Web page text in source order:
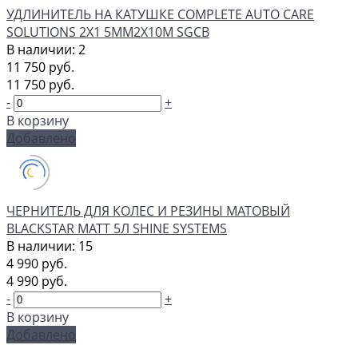
УДЛИНИТЕЛЬ НА КАТУШКЕ COMPLETE AUTO CARE
SOLUTIONS 2X1 5ММ2Х10М SGCB
В наличии: 2
11 750 руб.
11 750 руб.
-
+
В корзину
Добавлено
ЧЕРНИТЕЛЬ ДЛЯ КОЛЕС И РЕЗИНЫ МАТОВЫЙ
BLACKSTAR MATT 5Л SHINE SYSTEMS
В наличии: 15
4 990 руб.
4 990 руб.
-
+
В корзину
Добавлено